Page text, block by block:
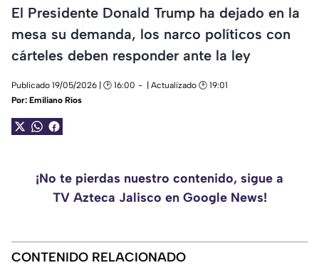
El Presidente Donald Trump ha dejado en la
mesa su demanda, los narco políticos con
cárteles deben responder ante la ley
Publicado 19/05/2026 | 🕑 16:00
| Actualizado 🕑 19:01
Por: Emiliano Ríos
¡No te pierdas nuestro contenido, sigue a
TV Azteca Jalisco en Google News!
CONTENIDO RELACIONADO